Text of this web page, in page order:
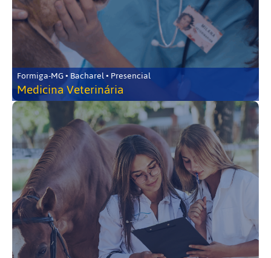
Formiga-MG • Bacharel • Presencial
Medicina Veterinária